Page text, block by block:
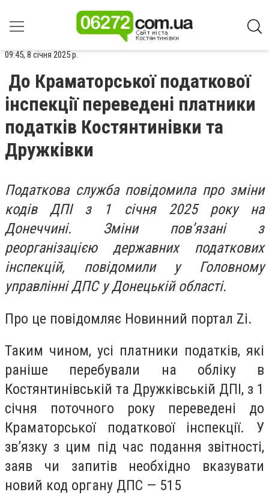
09:45, 8 січня 2025 р.
До Краматорської податкової
інспекції переведені платники
податків Костянтинівки та
Дружківки
Податкова служба повідомила про зміни
кодів ДПІ з 1 січня 2025 року на
Донеччині. Зміни пов’язані з
реорганізацією державних податкових
інспекцій, повідомили у Головному
управлінні ДПС у Донецькій області.
Про це повідомляє Новинний портал Zi.
Таким чином, усі платники податків, які
раніше перебували на обліку в
Костянтинівській та Дружківській ДПІ, з 1
січня поточного року переведені до
Краматорської податкової інспекції. У
зв’язку з цим під час подання звітності,
заяв чи запитів необхідно вказувати
новий код органу ДПС — 515